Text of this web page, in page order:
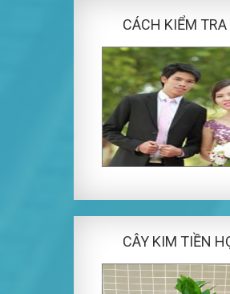
CÁCH KIỂM
CÂY KIM TIỀN